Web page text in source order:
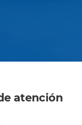
atención